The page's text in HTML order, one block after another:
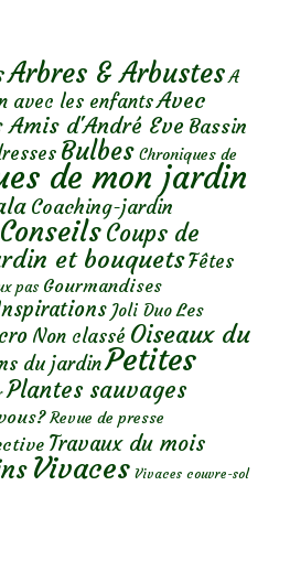
Arbres & Arbustes A
avec les enfantsAvec
d'André Eve Bassin
Bulbes Chroniques de
de mon jardin
Coaching-jardin
ConseilsCoups de
et bouquetsFêtes
pas Gourmandises
Joli Duo Les
Non classé Oiseaux du
du jardinPetites
Plantes sauvages
Revue de presse
Travaux du mois
Vivaces Vivaces couvre-sol